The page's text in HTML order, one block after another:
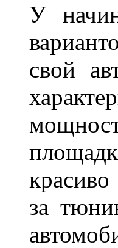
У
свой
за